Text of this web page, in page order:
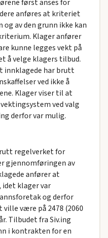
først anses for
anføres at kriteriet
av den grunn ikke kan
Klager anfører
kunne legges vekt på
å velge klagers tilbud.
innklagede har brutt
ved ikke å
Klager viser til at
ved valg
derfor var mulig.
regelverket for
gjennomføringen av
anfører at
klager var
og derfor
være på 2478 (2060
Tilbudet fra Siv.ing
i kontrakten for en